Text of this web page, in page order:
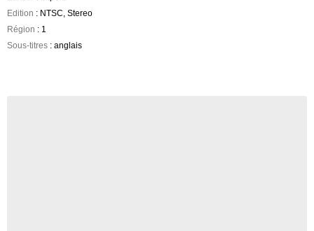
Edition : NTSC, Stereo
Région : 1
Sous-titres : anglais